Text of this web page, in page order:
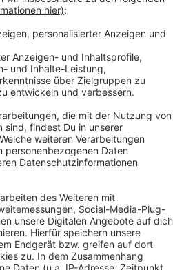
Mitteilung der
einen Parkausweis
über das Konzept zur